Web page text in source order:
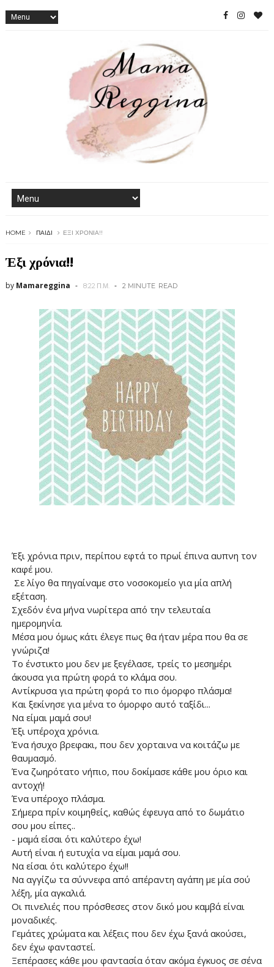
HOME ΠΑΙΔΊ ΈΞΙ ΧΡΌΝΙΑ!!
Έξι χρόνια!!
by Mamareggina 8:22 Π.Μ. 2 MINUTE READ
Έξι χρόνια πριν, περίπου εφτά το πρωί έπινα αυπνη τον
καφέ μου.
Σε λίγο θα πηγαίναμε στο νοσοκομείο για μία απλή
εξέταση.
Σχεδόν ένα μήνα νωρίτερα από την τελευταία
ημερομηνία.
Μέσα μου όμως κάτι έλεγε πως θα ήταν μέρα που θα σε
γνώριζα!
Το ένστικτο μου δεν με ξεγέλασε, τρείς το μεσημέρι
άκουσα για πρώτη φορά το κλάμα σου.
Αντίκρυσα για πρώτη φορά το πιο όμορφο πλάσμα!
Και ξεκίνησε για μένα το όμορφο αυτό ταξίδι...
Να είμαι μαμά σου!
Έξι υπέροχα χρόνια.
Ένα ήσυχο βρεφακι, που δεν χορταινα να κοιτάζω με
θαυμασμό.
Ένα ζωηρότατο νήπιο, που δοκίμασε κάθε μου όριο και
αντοχή!
Ένα υπέροχο πλάσμα.
Σήμερα πρίν κοιμηθείς, καθώς έφευγα από το δωμάτιο
σου μου είπες..
- μαμά είσαι ότι καλύτερο έχω!
Αυτή είναι ή ευτυχία να είμαι μαμά σου.
Να είσαι ότι καλύτερο έχω!!
Να αγγίζω τα σύννεφα από απέραντη αγάπη με μία σού
λέξη, μία αγκαλιά.
Οι πινελιές που πρόσθεσες στον δικό μου καμβά είναι
μοναδικές.
Γεμάτες χρώματα και λέξεις που δεν έχω ξανά ακούσει,
δεν έχω φανταστεί.
Ξεπέρασες κάθε μου φαντασία όταν ακόμα έγκυος σε σένα